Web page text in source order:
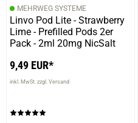
MEHRWEG SYSTEME
Linvo Pod Lite - Strawberry
Lime - Prefilled Pods 2er
Pack - 2ml 20mg NicSalt
9,49 EUR*
inkl. MwSt. zzgl. Versand